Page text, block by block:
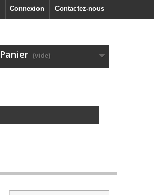
Contactez-nous
Connexion
Panier (vide)